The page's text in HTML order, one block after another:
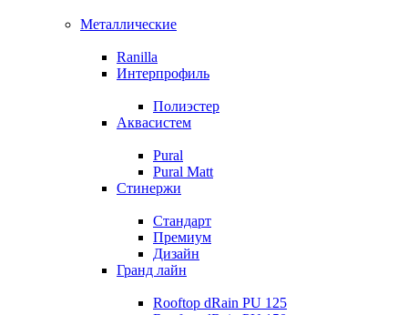
Металлические
Ranilla
Интерпрофиль
Полиэстер
Аквасистем
Pural
Pural Matt
Стинержи
Стандарт
Премиум
Дизайн
Гранд лайн
Rooftop dRain PU 125